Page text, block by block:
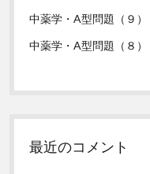
中薬学・A型問題（９）
中薬学・A型問題（８）
最近のコメント